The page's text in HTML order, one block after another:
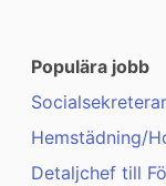
Populära jobb
Hemstädning/
Detaljchef till